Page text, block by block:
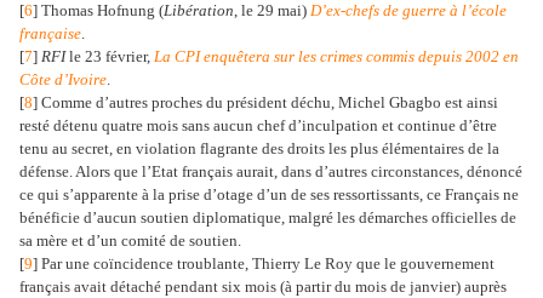
[6] Thomas Hofnung (Libération, le 29 mai) D’ex-chefs de guerre à l’école
française.
[7] RFIle 23 février, La CPI enquêtera sur les crimes commis depuis 2002 en
Côte d’Ivoire.
[8] Comme d’autres proches du président déchu, Michel Gbagbo est ainsi
resté détenu quatre mois sans aucun chef d’inculpation et continue d’être
tenu au secret, en violation flagrante des droits les plus élémentaires de la
défense. Alors que l’Etat français aurait, dans d’autres circonstances, dénoncé
ce qui s’apparente à la prise d’otage d’un de ses ressortissants, ce Français ne
bénéficie d’aucun soutien diplomatique, malgré les démarches officielles de
sa mère et d’un comité de soutien.
[9] Par une coïncidence troublante, Thierry Le Roy que le gouvernement
français avait détaché pendant six mois (à partir du mois de janvier) auprès